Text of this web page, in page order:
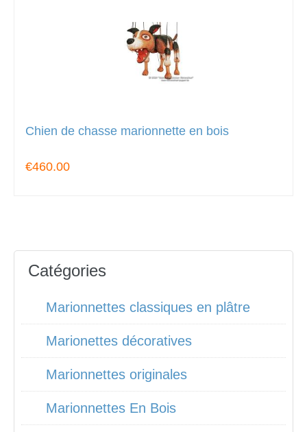
Chien de chasse marionnette en bois
€460.00
Catégories
Marionnettes classiques en plâtre
Marionettes décoratives
Marionnettes originales
Marionnettes En Bois